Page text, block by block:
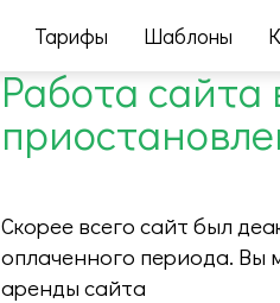
Тарифы Шаблоны
Работа
Скорее всего сайт был
оплаченного периода. Вы
аренды сайта